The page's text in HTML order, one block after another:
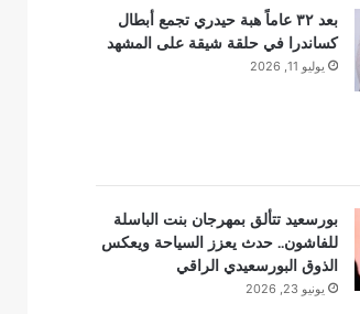
بعد ٣٢ عاماً هبة حيدري تجمع أبطال
كساندرا في حلقة شيقة على المشهد
يوليو 11, 2026
بورسعيد تتألق بمهرجان بنت الباسلة
للفاشون.. حدث يعزز السياحة ويعكس
الذوق البورسعيدي الراقي
يونيو 23, 2026